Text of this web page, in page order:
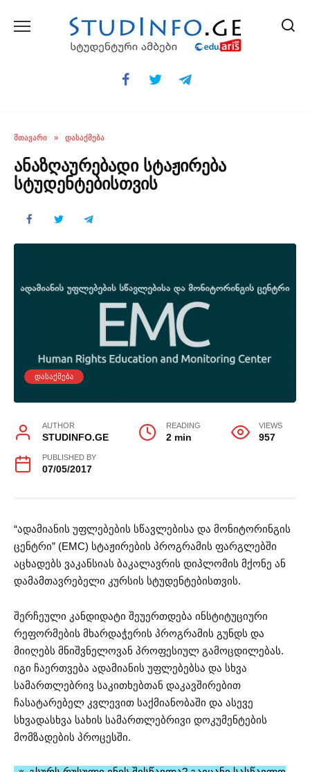
ᲛᲗᲐᲕᲐᲠᲘ » ᲓᲐᲡᲐᲥᲛᲔᲑᲐ
ანაზღაურებადი სტაჟირება
სტუდენტებისთვის
ᲓᲐᲡᲐᲥᲛᲔᲑᲐ
AUTHOR
STUDINFO.GE
READING
2 min
VIEWS
957
PUBLISHED BY
07/05/2017
“ადამიანის უფლებების სწავლებისა და მონიტორინგის
ცენტრი” (EMC) სტაჟირების პროგრამის ფარგლებში
აცხადებს ვაკანსიას ბაკალავრის დიპლომის მქონე ან
დამამთავრებელი კურსის სტუდენტებისთვის.
შერჩეული კანდიდატი შეუერთდება ინსტიტუციური
რეფორმების მხარდაჭერის პროგრამის გუნდს და
მიიღებს მნიშვნელოვან პროფესიულ გამოცდილებას.
იგი ჩაერთვება ადამიანის უფლებებსა და სხვა
სამართლებრივ საკითხებთან დაკავშირებით
ჩასატარებელ კვლევით საქმიანობაში და ასევე
სხვადასხვა სახის სამართლებრივი დოკუმენტების
მომზადების პროცესში.